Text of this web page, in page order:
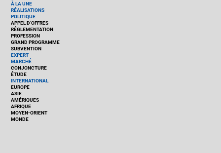
À LA UNE
RÉALISATIONS
POLITIQUE
APPEL D’OFFRES
RÉGLEMENTATION
PROFESSION
GRAND PROGRAMME
SUBVENTION
EXPERT
MARCHÉ
CONJONCTURE
ÉTUDE
INTERNATIONAL
EUROPE
ASIE
AMÉRIQUES
AFRIQUE
MOYEN-ORIENT
MONDE